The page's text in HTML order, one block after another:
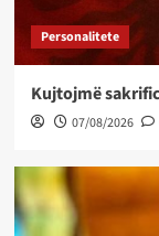
Personalitete
Kujtojmë
07/08/2026